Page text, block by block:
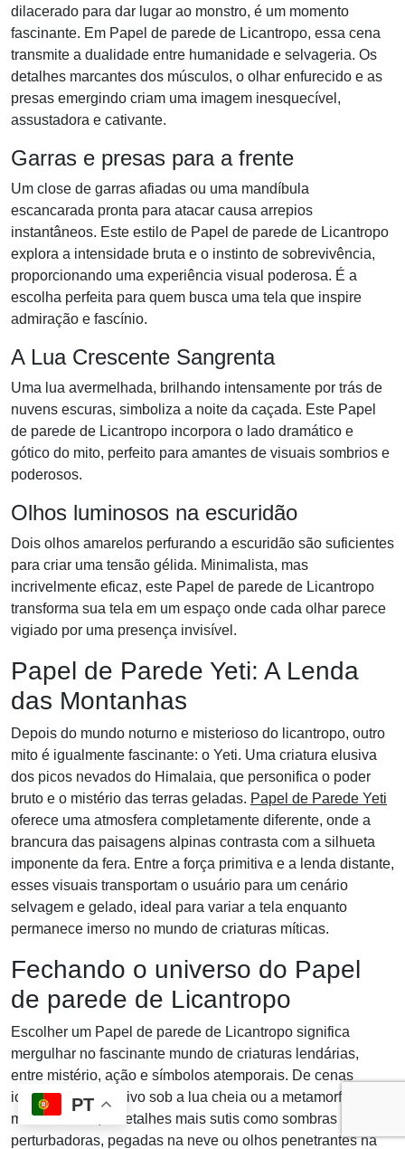
dilacerado para dar lugar ao monstro, é um momento
fascinante. Em Papel de parede de Licantropo, essa cena
transmite a dualidade entre humanidade e selvageria. Os
detalhes marcantes dos músculos, o olhar enfurecido e as
presas emergindo criam uma imagem inesquecível,
assustadora e cativante.
Garras e presas para a frente
Um close de garras afiadas ou uma mandíbula
escancarada pronta para atacar causa arrepios
instantâneos. Este estilo de Papel de parede de Licantropo
explora a intensidade bruta e o instinto de sobrevivência,
proporcionando uma experiência visual poderosa. É a
escolha perfeita para quem busca uma tela que inspire
admiração e fascínio.
A Lua Crescente Sangrenta
Uma lua avermelhada, brilhando intensamente por trás de
nuvens escuras, simboliza a noite da caçada. Este Papel
de parede de Licantropo incorpora o lado dramático e
gótico do mito, perfeito para amantes de visuais sombrios e
poderosos.
Olhos luminosos na escuridão
Dois olhos amarelos perfurando a escuridão são suficientes
para criar uma tensão gélida. Minimalista, mas
incrivelmente eficaz, este Papel de parede de Licantropo
transforma sua tela em um espaço onde cada olhar parece
vigiado por uma presença invisível.
Papel de Parede Yeti: A Lenda
das Montanhas
Depois do mundo noturno e misterioso do licantropo, outro
mito é igualmente fascinante: o Yeti. Uma criatura elusiva
dos picos nevados do Himalaia, que personifica o poder
bruto e o mistério das terras geladas. Papel de Parede Yeti
oferece uma atmosfera completamente diferente, onde a
brancura das paisagens alpinas contrasta com a silhueta
imponente da fera. Entre a força primitiva e a lenda distante,
esses visuais transportam o usuário para um cenário
selvagem e gelado, ideal para variar a tela enquanto
permanece imerso no mundo de criaturas míticas.
Fechando o universo do Papel
de parede de Licantropo
Escolher um Papel de parede de Licantropo significa
mergulhar no fascinante mundo de criaturas lendárias,
entre mistério, ação e símbolos atemporais. De cenas
icônicas como o uivo sob a lua cheia ou a metamorfose no
meio da noite, a detalhes mais sutis como sombras
perturbadoras, pegadas na neve ou olhos penetrantes na
PT